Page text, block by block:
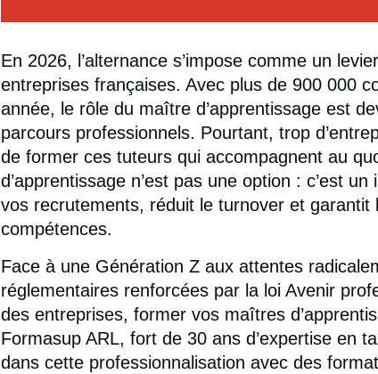
En 2026, l’alternance s’impose comme un
entreprises françaises. Avec plus de 900 000
année, le rôle du maître d’apprentissage est
parcours professionnels. Pourtant, trop
de former ces tuteurs qui accompagnent au
d’apprentissage n’est pas une option : c’est
vos recrutements, réduit le turnover et garantit
compétences.
Face à une Génération Z aux attentes
réglementaires renforcées par la loi Avenir
des entreprises, former vos maîtres
Formasup ARL, fort de 30 ans d’expertise en
dans cette professionnalisation avec des